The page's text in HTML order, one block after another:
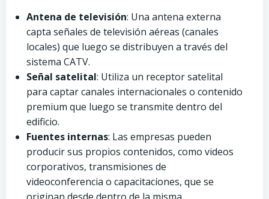
Antena de televisión: Una antena externa
capta señales de televisión aéreas (canales
locales) que luego se distribuyen a través del
sistema CATV.
Señal satelital: Utiliza un receptor satelital
para captar canales internacionales o contenido
premium que luego se transmite dentro del
edificio.
Fuentes internas: Las empresas pueden
producir sus propios contenidos, como videos
corporativos, transmisiones de
videoconferencia o capacitaciones, que se